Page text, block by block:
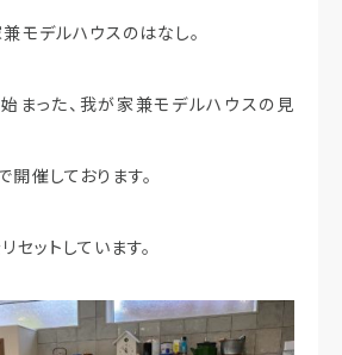
モデルハウスのはなし。
まった、我が家兼モデルハウスの見
催しております。
セットしています。